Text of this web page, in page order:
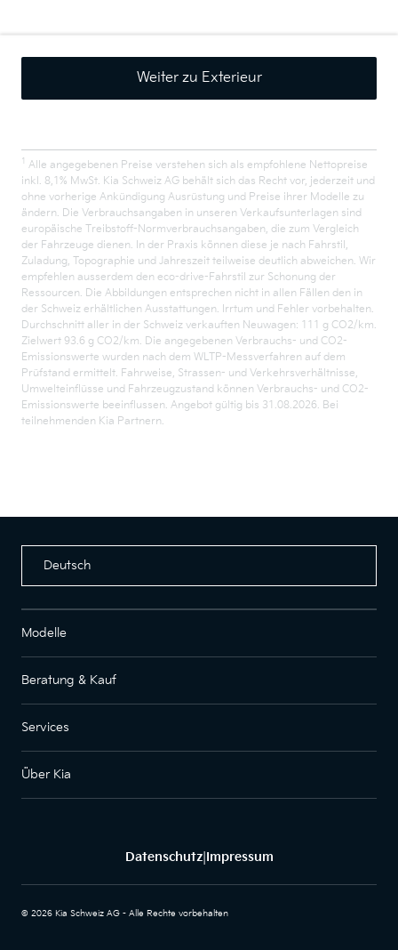
Weiter zu Exterieur
1 Alle angegebenen Preise verstehen sich als empfohlene Nettopreise
inkl. 8,1% MwSt. Kia Schweiz AG behält sich das Recht vor, jederzeit und
ohne vorherige Ankündigung Ausrüstung und Preise ihrer Modelle zu
ändern. Die Verbrauchsangaben in unseren Verkaufsunterlagen sind
europäische Treibstoff-Normverbrauchsangaben, die zum Vergleich
der Fahrzeuge dienen. In der Praxis können diese je nach Fahrstil,
Zuladung, Topographie und Jahreszeit teilweise deutlich abweichen. Wir
empfehlen ausserdem den eco-drive-Fahrstil zur Schonung der
Ressourcen. Die Abbildungen entsprechen nicht in allen Fällen den in
der Schweiz erhältlichen Ausstattungen. Irrtum und Fehler vorbehalten.
Durchschnitt aller in der Schweiz verkauften Neuwagen: 111 g CO2/km.
Zielwert 93.6 g CO2/km. Die angegebenen Verbrauchs- und CO2-
Emissionswerte wurden nach dem WLTP-Messverfahren auf dem
Prüfstand ermittelt. Fahrweise, Strassen- und Verkehrsverhältnisse,
Umwelteinflüsse und Fahrzeugzustand können Verbrauchs- und CO2-
Emissionswerte beeinflussen. Angebot gültig bis 31.08.2026. Bei
teilnehmenden Kia Partnern.
Deutsch
Modelle
Beratung & Kauf
Services
Über Kia
Datenschutz| Impressum
© 2026 Kia Schweiz AG - Alle Rechte vorbehalten